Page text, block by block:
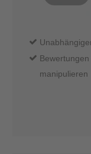
manipulieren